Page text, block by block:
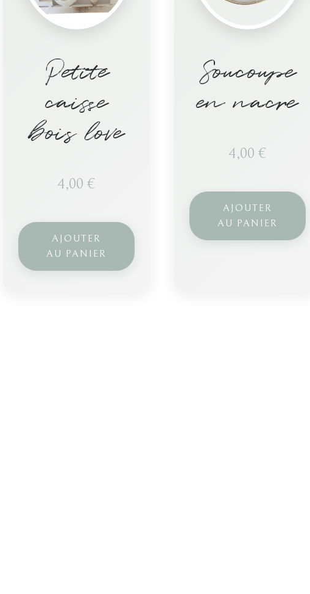
Petite
caisse
bois love
4,00€
AJOUTER
AU PANIER
Soucoupe
en nacre
4,00 €
AJOUTER
AU PANIER